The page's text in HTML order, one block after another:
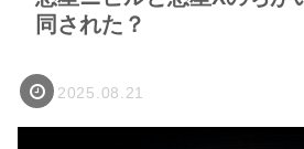
同された？
2025.08.21